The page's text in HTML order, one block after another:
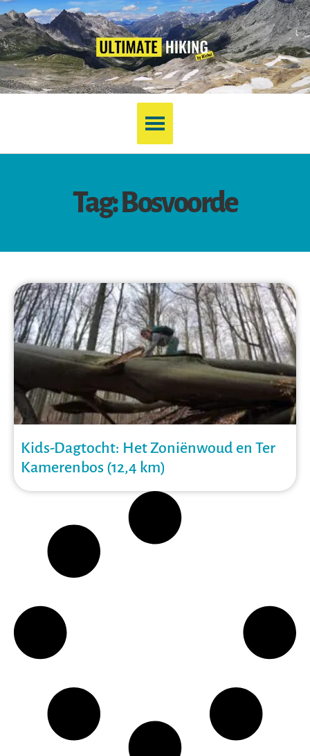
Tag: Bosvoorde
Kids-Dagtocht: Het Zoniënwoud en Ter
Kamerenbos (12,4 km)